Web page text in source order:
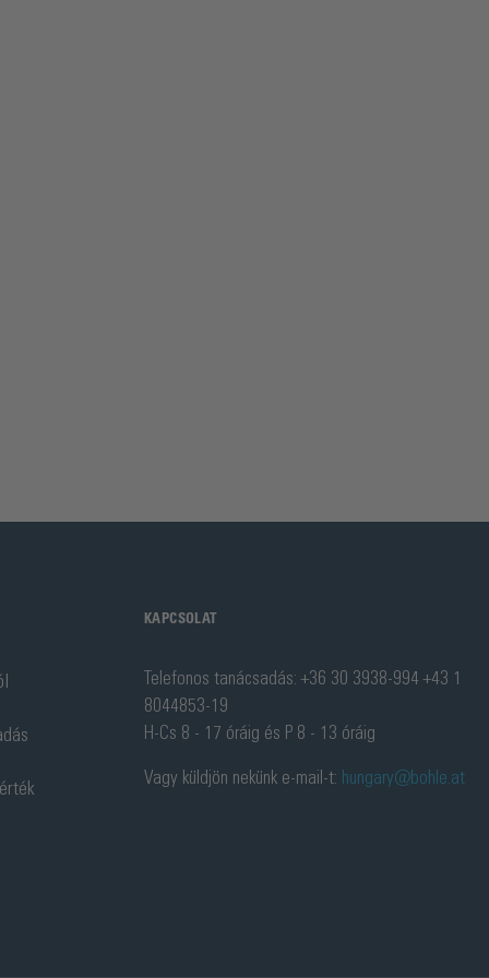
KAPCSOLAT
Telefonos tanácsadás: +36 30 3938-994 +43 1
8044853-19
H-Cs 8 - 17 óráig és P 8 - 13 óráig
Vagy küldjön nekünk e-mail-t: hungary@bohle.at